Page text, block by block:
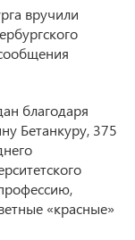
вручили
благодаря
Бетанкуру, 375
«красные»